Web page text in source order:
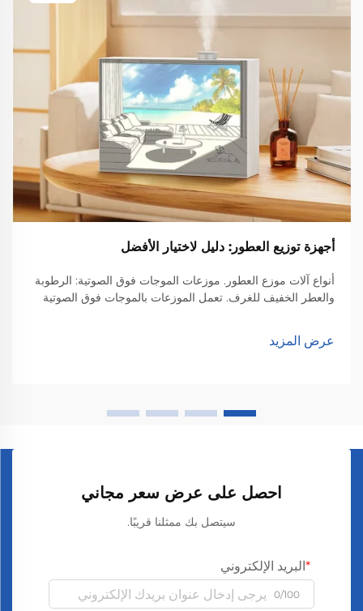
أجهزة توزيع العطور: دليل لاختيار الأفضل
أنواع آلات موزع العطور. موزعات الموجات فوق الصوتية: الرطوبة
والعطر الخفيف للغرف. تعمل الموزعات بالموجات فوق الصوتية
مما يؤدي إلى إنجاز مهمتين في وقت واحد. ما يحدث داخ...
عرض المزيد
احصل على عرض سعر مجاني
سيتصل بك ممثلنا قريبًا.
البريد الإلكتروني
0/100